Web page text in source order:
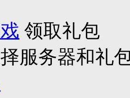
领取礼包
服务器和礼